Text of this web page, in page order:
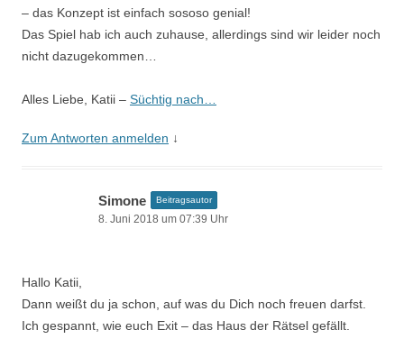
– das Konzept ist einfach sososo genial!
Das Spiel hab ich auch zuhause, allerdings sind wir leider noch
nicht dazugekommen…
Alles Liebe, Katii – Süchtig nach…
Zum Antworten anmelden ↓
Simone Beitragsautor
8. Juni 2018 um 07:39 Uhr
Hallo Katii,
Dann weißt du ja schon, auf was du Dich noch freuen darfst.
Ich gespannt, wie euch Exit – das Haus der Rätsel gefällt.